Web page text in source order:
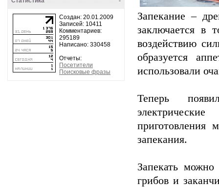
Создан: 20.01.2009
Записей: 10411
Комментариев:
295189
Написано: 330458
Отчеты:
Посетители
Поисковые фразы
Запекание –
заключается в
воздействию
образуется
использовали
Теперь
приготовления
запекания.
Запекать
грибов и